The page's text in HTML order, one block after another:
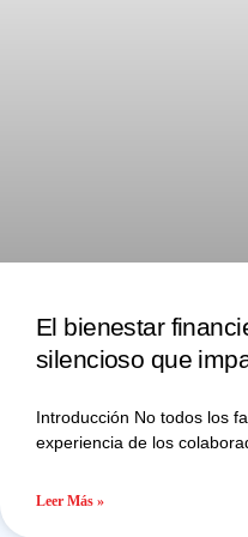
El bienestar
silencioso que
Introducción No todos los
experiencia de los
Leer Más »